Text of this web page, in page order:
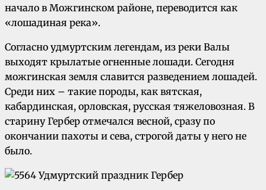
начало в Можгинском районе, переводится как
«лошадиная река».
Согласно удмуртским легендам, из реки Валы
выходят крылатые огненные лошади. Сегодня
можгинская земля славится разведением лошадей.
Среди них – такие породы, как вятская,
кабардинская, орловская, русская тяжеловозная. В
старину Гербер отмечался весной, сразу по
окончании пахоты и сева, строгой даты у него не
было.